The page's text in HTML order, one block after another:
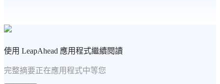
使用 LeapAhead 應用程式繼續閱讀
完整摘要正在應用程式中等您